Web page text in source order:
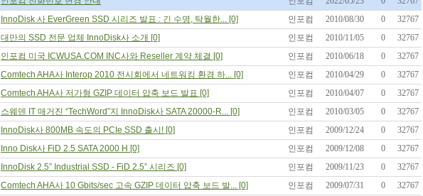
InnoDisk 사 EverGreen SSD 시리즈 발표 : 긴 수명, 탁월한... [0] 인포컴 2010/08/30 0
32767
대만의 SSD 전문 업체 InnoDisk사 소개 [0] 인포컴 2010/11/05 0
32767
인포컴 미국 ICWUSA.COM INC사와 Reseller 계약 체결 [0] 인포컴 2010/06/18 0
32767
Comtech AHA사 Interop 2010 전시회에서 네트워킹 환경 하... [0] 인포컴 2010/04/29 0
32767
Comtech AHA사 저가형 GZIP 데이터 압축 보드 발표 [0] 인포컴 2010/04/07 0
32767
스웨덴 IT 매거진 “TechWord”지 InnoDisk사 SATA 20000-R... [0] 인포컴 2010/03/05 0
32767
InnoDisk사 800MB 속도의 PCIe SSD 출시! [0] 인포컴 2009/12/24 0
32767
Inno Disk사 FiD 2.5 SATA 2000 H [0] 인포컴 2009/12/08 0
32767
InnoDisk 2.5” Industrial SSD - FiD 2.5” 시리즈 [0] 인포컴 2009/11/23 0
32767
Comtech AHA사 10 Gbits/sec 고속 GZIP 데이터 압축 보드 발... [0] 인포컴 2009/07/31 0 32767